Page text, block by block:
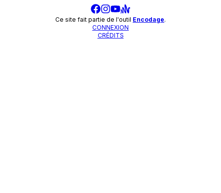
Ce site fait partie de l'outil Encodage.
CONNEXION
CRÉDITS